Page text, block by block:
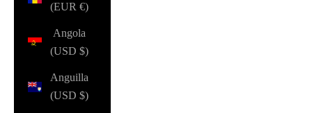
(EUR €)
Angola
(USD $)
Anguilla
(USD $)